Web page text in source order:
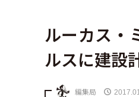
ルーカス・
ルスに建設
編集局